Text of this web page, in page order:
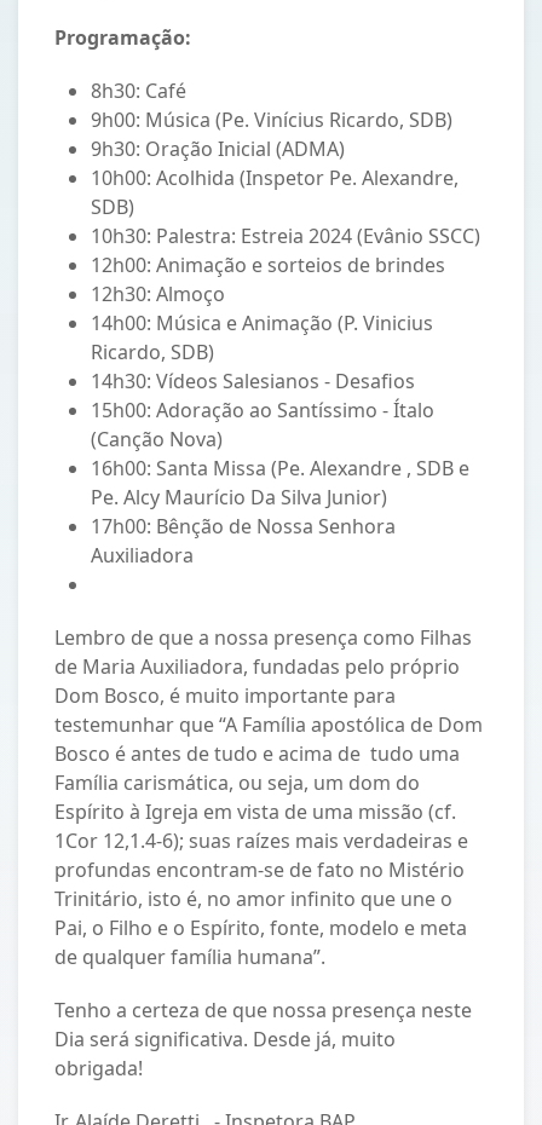
Programação:
8h30: Café
9h00: Música (Pe. Vinícius Ricardo, SDB)
9h30: Oração Inicial (ADMA)
10h00: Acolhida (Inspetor Pe. Alexandre,
SDB)
10h30: Palestra: Estreia 2024 (Evânio SSCC)
12h00: Animação e sorteios de brindes
12h30: Almoço
14h00: Música e Animação (P. Vinicius
Ricardo, SDB)
14h30: Vídeos Salesianos - Desafios
15h00: Adoração ao Santíssimo - Ítalo
(Canção Nova)
16h00: Santa Missa (Pe. Alexandre , SDB e
Pe. Alcy Maurício Da Silva Junior)
17h00: Bênção de Nossa Senhora
Auxiliadora
Lembro de que a nossa presença como Filhas
de Maria Auxiliadora, fundadas pelo próprio
Dom Bosco, é muito importante para
testemunhar que “A Família apostólica de Dom
Bosco é antes de tudo e acima de tudo uma
Família carismática, ou seja, um dom do
Espírito à Igreja em vista de uma missão (cf.
1Cor 12,1.4-6); suas raízes mais verdadeiras e
profundas encontram-se de fato no Mistério
Trinitário, isto é, no amor infinito que une o
Pai, o Filho e o Espírito, fonte, modelo e meta
de qualquer família humana”.
Tenho a certeza de que nossa presença neste
Dia será significativa. Desde já, muito
obrigada!